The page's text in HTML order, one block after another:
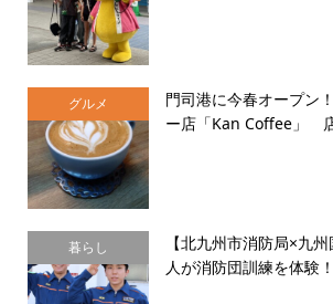
グルメ
門司港に今春オープン
ー店「Kan Coffee」
暮らし
【北九州市消防局×九
人が消防団訓練を体験